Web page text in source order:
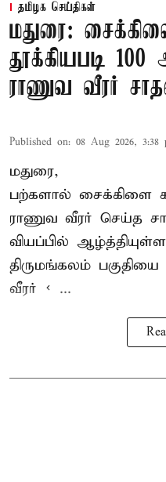
தமிழக செய்திகள்
மதுரை:
தூக்கியபடி 100
ராணுவ வீரர்
Published on: 08 Aug 2026, 3:38
மதுரை,
பற்களால் சைக்கிளை
ராணுவ வீரர் செய்த
வியப்பில்
திருமங்கலம்
வீரர் < ...